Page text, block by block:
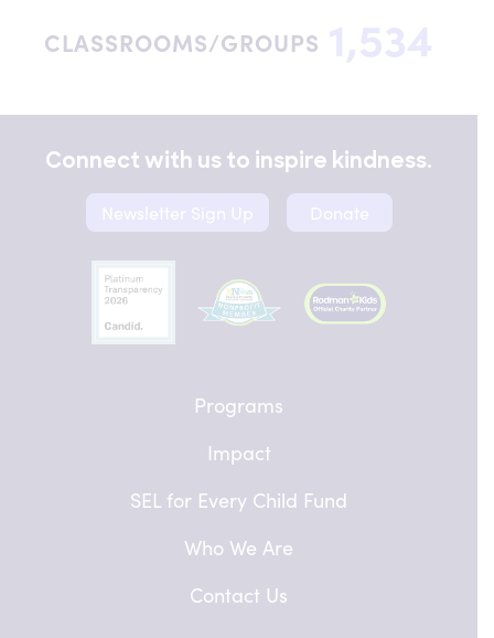
CLASSROOMS/GROUPS
Programs
Impact
SEL for Every Child Fund
Who We Are
Contact Us
Connect with us to inspire kindness.